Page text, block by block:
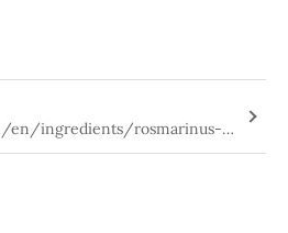
en/ingredients/rosmarinus-